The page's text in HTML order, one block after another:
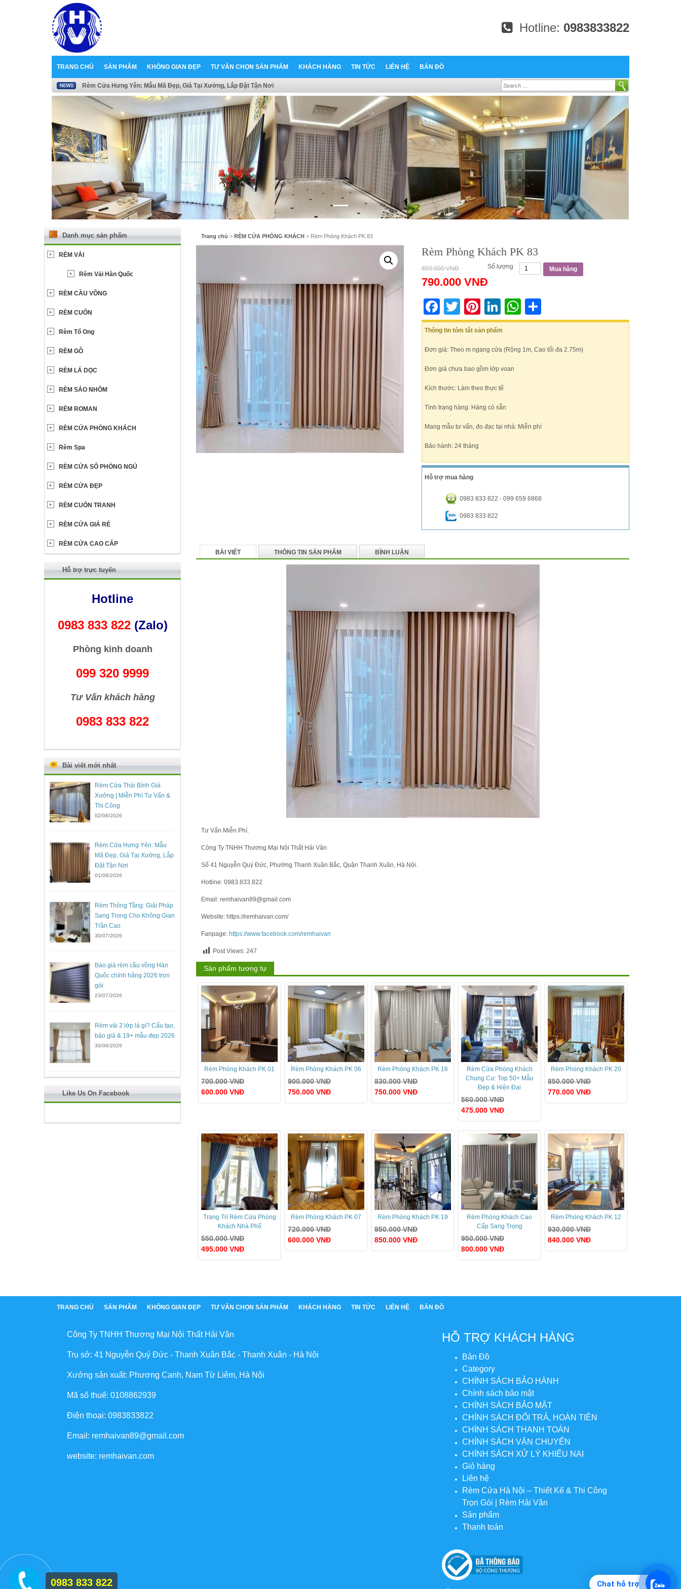
Hotline: 0983833822
TRANG CHỦ SẢN PHẨM KHÔNG GIAN ĐẸP TƯ VẤN CHỌN SẢN PHẨM KHÁCH HÀNG TIN TỨC LIÊN HỆ BẢN ĐỒ
Rèm Cửa Hưng Yên: Mẫu Mã Đẹp, Giá Tại Xưởng, Lắp Đặt Tận Nơi Search
Trang chủ > RÈM CỬA PHÒNG KHÁCH > Rèm Phòng Khách PK 83
Rèm Phòng Khách PK 83
850.000VNĐ
790.000 VNĐ
Số lượng Mua hàng
Facebook
TwitterPinterest
LinkedIn
WhatsApp
Thông tin tóm tắt sản phẩm
Đơn giá: Theo m ngang cửa (Rộng 1m, Cao tối đa 2.75m)
Đơn giá chưa bao gồm lớp voan
Kích thước: Làm theo thực tế
Tình trạng hàng: Hàng có sẵn
Mang mẫu tư vấn, đo đạc tại nhà: Miễn phí
Bảo hành: 24 tháng
Hỗ trợ mua hàng
0983 833 822 - 099 659 6868
0983 833 822
BÀI VIẾT THÔNG TIN SẢN PHẨM BÌNH LUẬN
Tư Vấn Miễn Phí.
Công Ty TNHH Thương Mại Nội Thất Hải Vân
Số 41 Nguyễn Quý Đức, Phường Thanh Xuân Bắc, Quận Thanh Xuân, Hà Nội.
Hotline: 0983.833.822
Email: remhaivan89@gmail.com
Website: https://remhaivan.com/
Fanpage: https://www.facebook.com/remhaivan
Post Views: 247
Sản phẩm tương tự
Rèm Phòng Khách PK 01
700.000VNĐ
600.000 VNĐ
Rèm Phòng Khách PK 06
900.000VNĐ
750.000 VNĐ
Rèm Phòng Khách PK 16
830.000VNĐ
750.000 VNĐ
Rèm Cửa Phòng Khách
Chung Cư: Top 50+ Mẫu
Đẹp & Hiện Đại
560.000VNĐ
475.000 VNĐ
Rèm Phòng Khách PK 20
850.000VNĐ
770.000 VNĐ
Trang Trí Rèm Cửa Phòng
Khách Nhà Phố
550.000VNĐ
495.000 VNĐ
Rèm Phòng Khách PK 07
720.000VNĐ
600.000 VNĐ
Rèm Phòng Khách PK 19
950.000VNĐ
850.000 VNĐ
Rèm Phòng Khách Cao
Cấp Sang Trọng
950.000VNĐ
800.000 VNĐ
Rèm Phòng Khách PK 12
930.000VNĐ
840.000 VNĐ
Danh mục sản phẩm
RÈM VẢI
Rèm Vải Hàn Quốc
RÈM CẦU VỒNG
RÈM CUỐN
Rèm Tổ Ong
RÈM GỖ
RÈM LÁ DỌC
RÈM SÁO NHÔM
RÈM ROMAN
RÈM CỬA PHÒNG KHÁCH
Rèm Spa
RÈM CỬA SỔ PHÒNG NGỦ
RÈM CỬA ĐẸP
RÈM CUỐN TRANH
RÈM CỬA GIÁ RẺ
RÈM CỬA CAO CẤP
Hỗ trợ trực tuyến
Hotline
0983 833 822 (Zalo)
Phòng kinh doanh
099 320 9999
Tư Vấn khách hàng
0983 833 822
Bài viết mới nhất
Rèm Cửa Thái Bình Giá
Xưởng | Miễn Phí Tư Vấn &
Thi Công
02/08/2026
Rèm Cửa Hưng Yên: Mẫu
Mã Đẹp, Giá Tại Xưởng, Lắp
Đặt Tận Nơi
01/08/2026
Rèm Thông Tầng: Giải Pháp
Sang Trọng Cho Không Gian
Trần Cao
30/07/2026
Báo giá rèm cầu vồng Hàn
Quốc chính hãng 2026 trọn
gói
23/07/2026
Rèm vải 2 lớp là gì? Cấu tạo,
báo giá & 19+ mẫu đẹp 2026
30/06/2026
Like Us On Facebook
TRANG CHỦ SẢN PHẨM KHÔNG GIAN ĐẸP TƯ VẤN CHỌN SẢN PHẨM KHÁCH HÀNG TIN TỨC LIÊN HỆ BẢN ĐỒ
Công Ty TNHH Thương Mại Nội Thất Hải Vân
Trụ sở: 41 Nguyễn Quý Đức - Thanh Xuân Bắc - Thanh Xuân - Hà Nội
Xưởng sản xuất: Phương Canh, Nam Từ Liêm, Hà Nội
Mã số thuế: 0108862939
Điện thoại: 0983833822
Email: remhaivan89@gmail.com
website: remhaivan.com
HỖ TRỢ KHÁCH HÀNG
Bản Đồ
Category
CHÍNH SÁCH BẢO HÀNH
Chính sách bảo mật
CHÍNH SÁCH BẢO MẬT
CHÍNH SÁCH ĐỔI TRẢ, HOÀN TIỀN
CHÍNH SÁCH THANH TOÁN
CHÍNH SÁCH VẬN CHUYỂN
CHÍNH SÁCH XỬ LÝ KHIẾU NẠI
Giỏ hàng
Liên hệ
Rèm Cửa Hà Nội – Thiết Kế & Thi Công
Trọn Gói | Rèm Hải Vân
Sản phẩm
Thanh toán
0983 833 822 Chat hỗ trợ